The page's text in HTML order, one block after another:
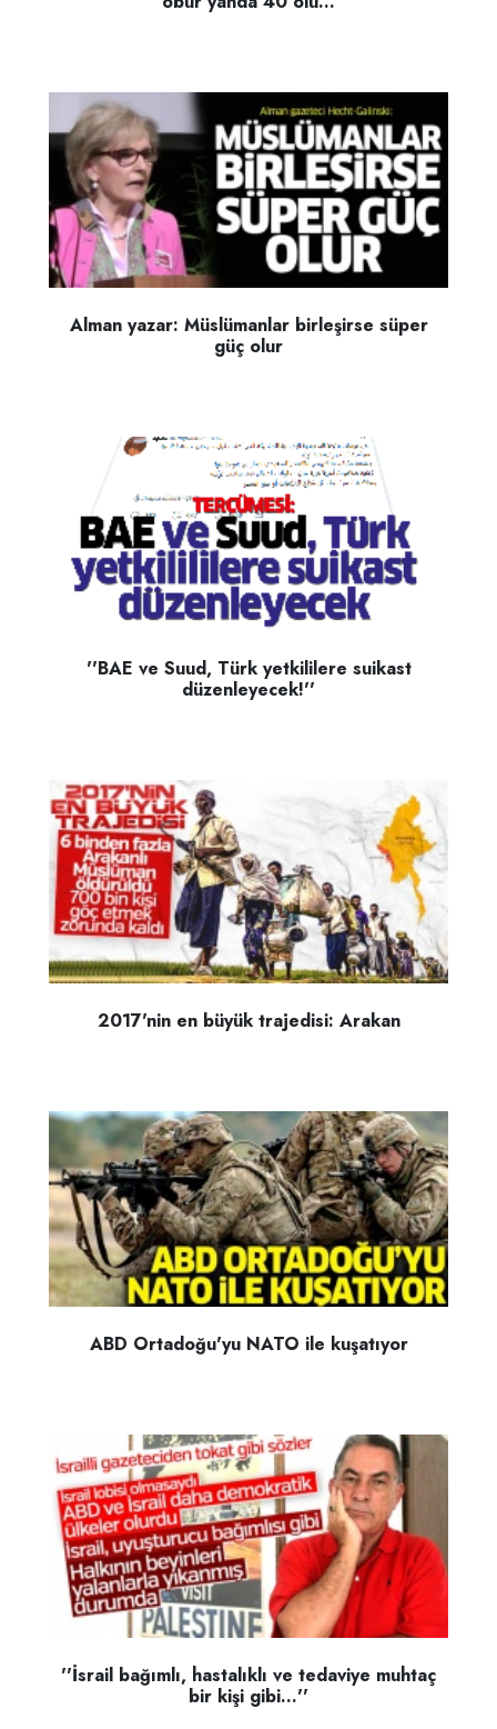
Alman yazar: Müslümanlar birleşirse süper
güç olur
''BAE ve Suud, Türk yetkililere suikast
düzenleyecek!''
2017'nin en büyük trajedisi: Arakan
ABD Ortadoğu'yu NATO ile kuşatıyor
''İsrail bağımlı, hastalıklı ve tedaviye muhtaç
bir kişi gibi...''